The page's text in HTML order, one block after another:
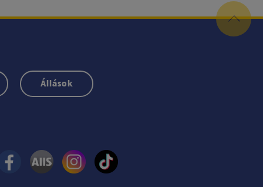
Állások